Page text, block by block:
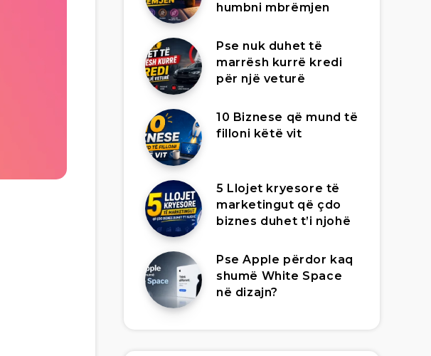
humbni mbrëmjen
Pse nuk duhet të
marrësh kurrë kredi
për një veturë
10 Biznese që mund të
filloni këtë vit
5 Llojet kryesore të
marketingut që çdo
biznes duhet t’i njohë
Pse Apple përdor kaq
shumë White Space
në dizajn?